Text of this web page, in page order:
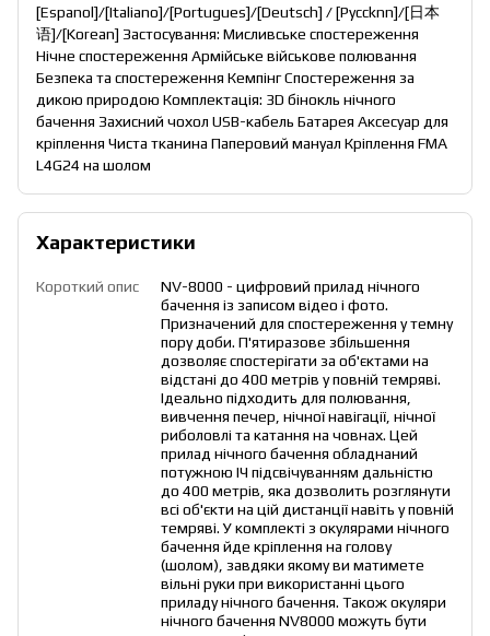
[Espanol]/[Italiano]/[Portugues]/[Deutsch] / [Pyccknn]/[日本
语]/[Korean] Застосування: Мисливське спостереження
Нічне спостереження Армійське військове полювання
Безпека та спостереження Кемпінг Спостереження за
дикою природою Комплектація: 3D бінокль нічного
бачення Захисний чохол USB-кабель Батарея Аксесуар для
кріплення Чиста тканина Паперовий мануал Кріплення FMA
L4G24 на шолом
Характеристики
Короткий опис
NV-8000 - цифровий прилад нічного
бачення із записом відео і фото.
Призначений для спостереження у темну
пору доби. П'ятиразове збільшення
дозволяє спостерігати за об'єктами на
відстані до 400 метрів у повній темряві.
Ідеально підходить для полювання,
вивчення печер, нічної навігації, нічної
риболовлі та катання на човнах. Цей
прилад нічного бачення обладнаний
потужною ІЧ підсвічуванням дальністю
до 400 метрів, яка дозволить розглянути
всі об'єкти на цій дистанції навіть у повній
темряві. У комплекті з окулярами нічного
бачення йде кріплення на голову
(шолом), завдяки якому ви матимете
вільні руки при використанні цього
приладу нічного бачення. Також окуляри
нічного бачення NV8000 можуть бути